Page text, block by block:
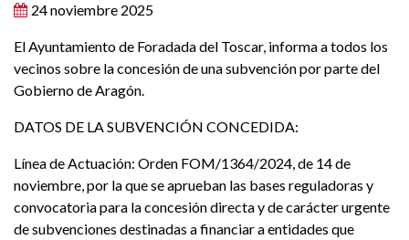
24 noviembre 2025
El Ayuntamiento de Foradada del Toscar, informa a todos los
vecinos sobre la concesión de una subvención por parte del
Gobierno de Aragón.
DATOS DE LA SUBVENCIÓN CONCEDIDA:
Línea de Actuación: Orden FOM/1364/2024, de 14 de
noviembre, por la que se aprueban las bases reguladoras y
convocatoria para la concesión directa y de carácter urgente
de subvenciones destinadas a financiar a entidades que